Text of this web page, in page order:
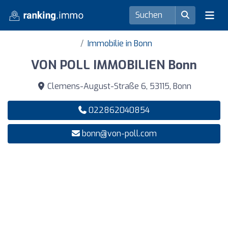
Immobilie in Bonn
VON POLL IMMOBILIEN Bonn
Clemens-August-Straße 6, 53115, Bonn
022862040854
bonn@von-poll.com